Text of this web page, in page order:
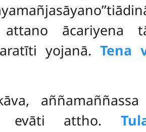
ācariyena
yojanā. Tena
evāti attho.